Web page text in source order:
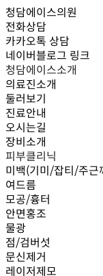
청담에이스의원
전화상담
카카오톡 상담
네이버블로그 링크
청담에이스소개
의료진소개
둘러보기
진료안내
오시는길
장비소개
피부클리닉
미백(기미/잡티/주근
여드름
모공/흉터
안면홍조
물광
점/검버섯
문신제거
레이저제모